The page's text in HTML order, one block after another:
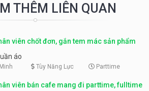
THÊM LIÊN QUAN
viên chốt đơn, gắn tem mác sản phẩm
áo
Tùy Năng Lực Parttime
viên bán cafe mang đi parttime, fulltime